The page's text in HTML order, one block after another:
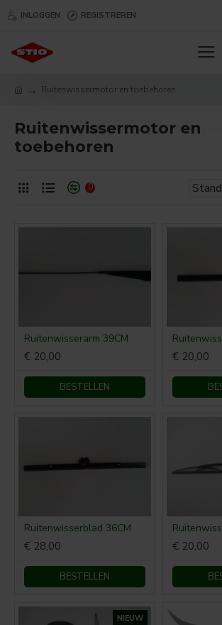
INLOGGEN REGISTREREN
Ruitenwissermotor en toebehoren
Ruitenwissermotor en
toebehoren
0
Ruitenwisserarm 39CM
€ 20,00
BESTELLEN
€ 20,00
Ruitenwisserblad 36CM
€ 28,00
BESTELLEN
€ 20,00
NIEUW